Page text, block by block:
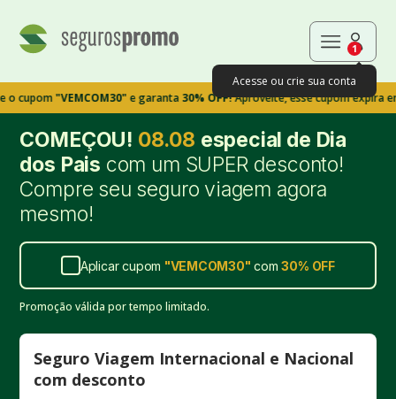
1
Acesse ou crie sua conta
"VEMCOM30"e garanta30% OFF!Aproveite, esse cupom expira em 9m39s
COMEÇOU! 08.08 especial de Dia
dos Pais com um SUPER desconto!
Compre seu seguro viagem agora
mesmo!
Aplicar cupom "VEMCOM30" com30% OFF
Promoção válida por tempo limitado.
Seguro Viagem Internacional e Nacional
com desconto